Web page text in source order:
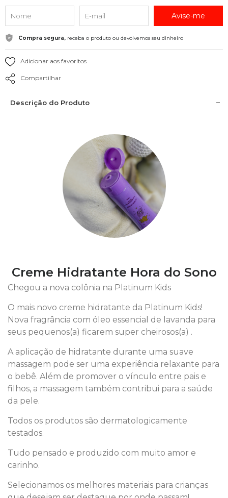
Avise-me
Compra segura, receba o produto ou devolvemos seu dinheiro
Adicionar aos favoritos
Compartilhar
Descrição do Produto
Creme Hidratante Hora do Sono
Chegou a nova colônia na Platinum Kids
O mais novo creme hidratante da Platinum Kids!
Nova fragrância com óleo essencial de lavanda para
seus pequenos(a) ficarem super cheirosos(a) .
A aplicação de hidratante durante uma suave
massagem pode ser uma experiência relaxante para
o bebê. Além de promover o vínculo entre pais e
filhos, a massagem também contribui para a saúde
da pele.
Todos os produtos são dermatologicamente
testados.
Tudo pensado e produzido com muito amor e
carinho.
Selecionamos os melhores materiais para crianças